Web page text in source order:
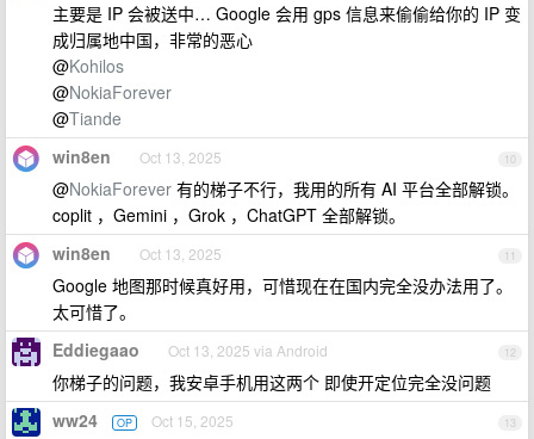
主要是 IP 会被送中… Google 会用 gps 信息来偷偷给你的 IP 变
成归属地中国，非常的恶心
@Kohilos
@NokiaForever
@Tiande
10
win8en Oct 13, 2025
@NokiaForever 有的梯子不行，我用的所有 AI 平台全部解锁。
coplit ，Gemini ，Grok ，ChatGPT 全部解锁。
11
win8en Oct 13, 2025
Google 地图那时候真好用，可惜现在在国内完全没办法用了。
太可惜了。
12
Eddiegaao Oct 13, 2025 via Android
你梯子的问题，我安卓手机用这两个 即使开定位完全没问题
13
ww24 OP Oct 15, 2025